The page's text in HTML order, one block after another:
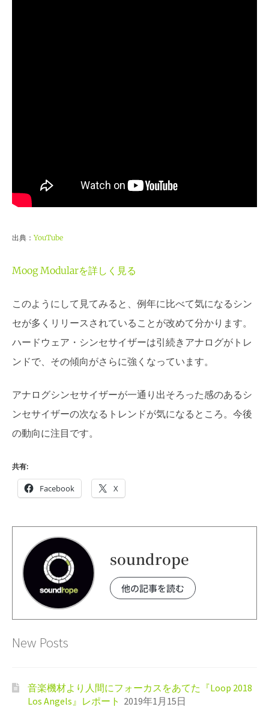
出典： YouTube
Moog Modularを詳しく見る
このようにして見てみると、例年に比べて気になるシン
セが多くリリースされていることが改めて分かります。
ハードウェア・シンセサイザーは引続きアナログがトレ
ンドで、その傾向がさらに強くなっています。
アナログシンセサイザーが一通り出そろった感のあるシ
ンセサイザーの次なるトレンドが気になるところ。今後
の動向に注目です。
共有:
Facebook X
soundrope
他の記事を読む
New Posts
音楽機材より人間にフォーカスをあてた『Loop 2018
Los Angels』レポート 2019年1月15日